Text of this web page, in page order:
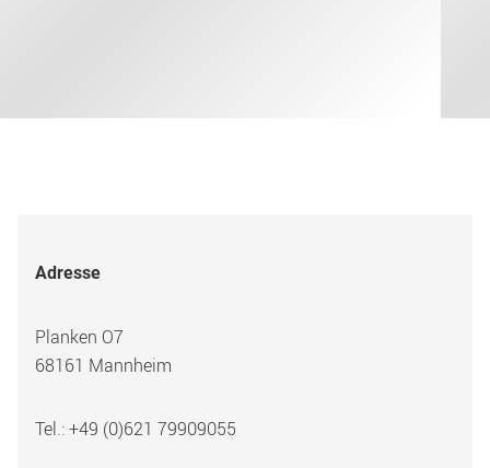
Adresse
Planken O7
68161 Mannheim
Tel.: +49 (0)621 79909055